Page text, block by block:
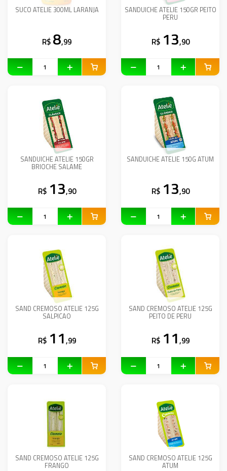
SUCO ATELIE 300ML LARANJA
R$ 8,99
SANDUICHE ATELIE 150GR PEITO
PERU
R$ 13,90
SANDUICHE ATELIE 150GR
BRIOCHE SALAME
R$ 13,90
SANDUICHE ATELIE 150G ATUM
R$ 13,90
SAND CREMOSO ATELIE 125G
SALPICAO
R$ 11,99
SAND CREMOSO ATELIE 125G
PEITO DE PERU
R$ 11,99
SAND CREMOSO ATELIE 125G
FRANGO
SAND CREMOSO ATELIE 125G
ATUM